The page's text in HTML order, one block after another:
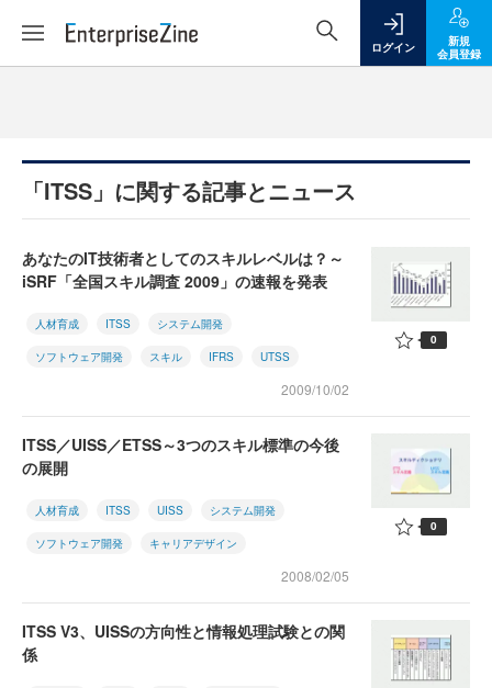
ログイン
新規
会員登録
「ITSS」に関する記事とニュース
あなたのIT技術者としてのスキルレベルは？～
iSRF「全国スキル調査 2009」の速報を発表
人材育成 ITSS システム開発
ソフトウェア開発 スキル IFRS UTSS
2009/10/02
0
ITSS／UISS／ETSS～3つのスキル標準の今後
の展開
人材育成 ITSS UISS システム開発
ソフトウェア開発 キャリアデザイン
2008/02/05
0
ITSS V3、UISSの方向性と情報処理試験との関
係